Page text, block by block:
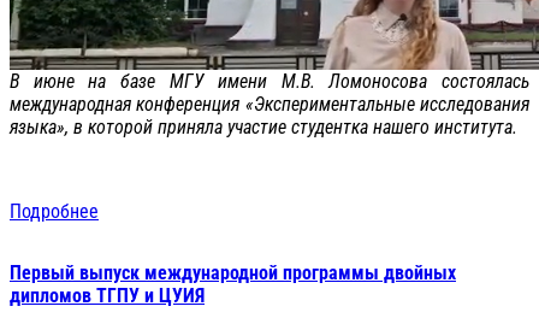
В июне на базе МГУ имени М.В. Ломоносова состоялась
международная конференция «Экспериментальные исследования
языка», в которой приняла участие студентка нашего института.
Подробнее
Первый выпуск международной программы двойных
дипломов ТГПУ и ЦУИЯ